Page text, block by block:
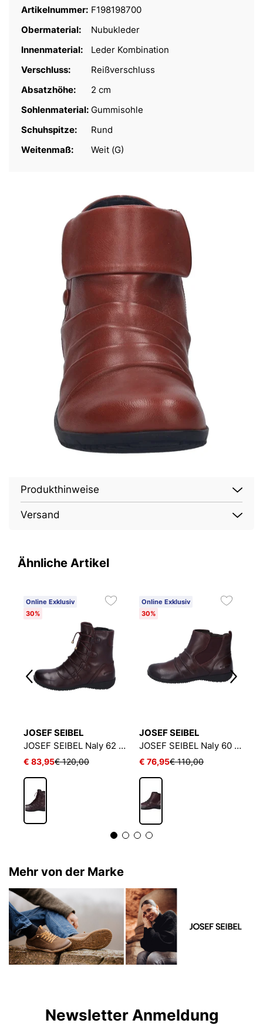
Artikelnummer: F198198700
Obermaterial:
Nubukleder
Innenmaterial:
Leder Kombination
Verschluss:
Reißverschluss
Absatzhöhe:
2 cm
Sohlenmaterial: Gummisohle
Schuhspitze:
Rund
Weitenmaß:
Weit (G)
Produkthinweise
Versand
Ähnliche Artikel
Online Exklusiv
30%
JOSEF SEIBEL
JOSEF SEIBEL Naly 62 | Stiefelette für Damen | Rot
€ 83,95€ 120,00
Online Exklusiv
30%
JOSEF SEIBEL
JOSEF SEIBEL Naly 60 | Stiefelette für Damen | Rot
€ 76,95€ 110,00
Mehr von der Marke
Newsletter Anmeldung